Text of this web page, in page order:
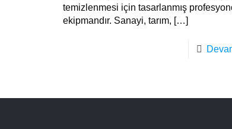
temizlenmesi için tasarlanmış
ekipmandır. Sanayi, tarım, […]